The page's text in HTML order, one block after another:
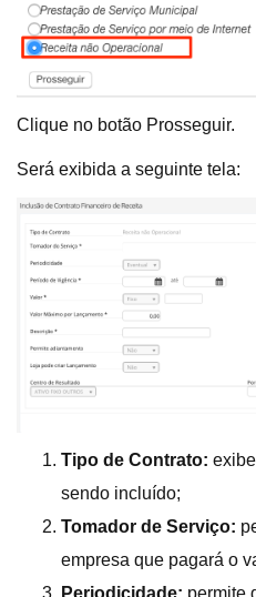
Clique no botão Prosseguir.
Será exibida a seguinte tela:
Tipo de Contrato:
sendo incluído;
Tomador de Serviço:
empresa que pagará o